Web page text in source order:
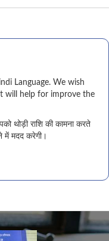
Language. We wish
will help for improve the
थोड़ी राशि की कामना करते
में मदद करेगी।